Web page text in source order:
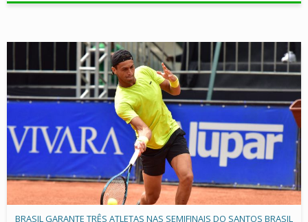
BRASIL GARANTE TRÊS ATLETAS NAS SEMIFINAIS DO SANTOS BRASIL